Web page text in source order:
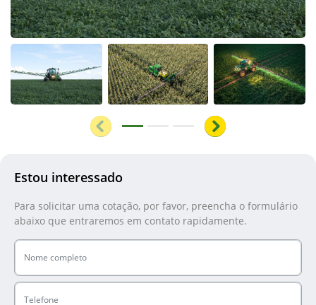
Estou interessado
Para solicitar uma cotação, por favor, preencha o formulário
abaixo que entraremos em contato rapidamente.
Anterior Próximo